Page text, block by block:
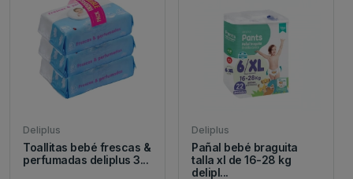
Deliplus
Toallitas bebé frescas &
perfumadas deliplus 3...
Deliplus
Pañal bebé braguita
talla xl de 16-28 kg
delipl...